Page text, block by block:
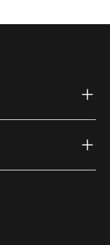
link) link)
(external